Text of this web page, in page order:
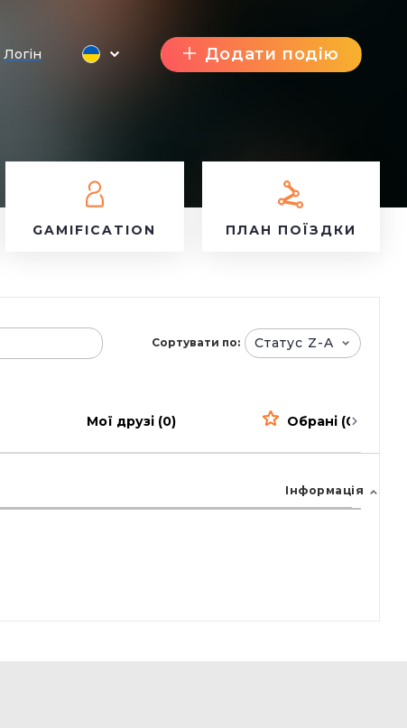
Логін Додати подію
GAMIFICATION ПЛАН ПОЇЗДКИ
Сортувати по: Статус Z-A
Мої друзі (0) Обрані (0)
Інформація